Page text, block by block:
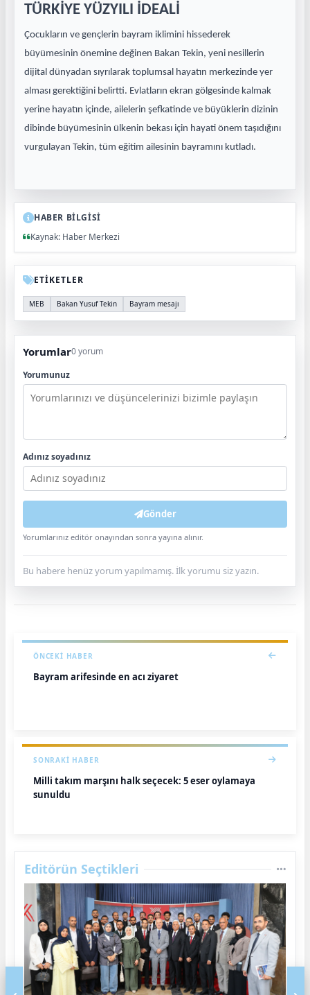
TÜRKİYE YÜZYILI İDEALİ
Çocukların ve gençlerin bayram iklimini hissederek
büyümesinin önemine değinen Bakan Tekin, yeni nesillerin
dijital dünyadan sıyrılarak toplumsal hayatın merkezinde yer
alması gerektiğini belirtti. Evlatların ekran gölgesinde kalmak
yerine hayatın içinde, ailelerin şefkatinde ve büyüklerin dizinin
dibinde büyümesinin ülkenin bekası için hayati önem taşıdığını
vurgulayan Tekin, tüm eğitim ailesinin bayramını kutladı.
HABER BİLGİSİ
Kaynak: Haber Merkezi
ETİKETLER
MEB Bakan Yusuf Tekin Bayram mesajı
Yorumlar0 yorum
Yorumunuz
Adınız soyadınız
Gönder
Yorumlarınız editör onayından sonra yayına alınır.
Bu habere henüz yorum yapılmamış. İlk yorumu siz yazın.
ÖNCEKI HABER
Bayram arifesinde en acı ziyaret
SONRAKI HABER
Milli takım marşını halk seçecek: 5 eser oylamaya
sunuldu
Editörün Seçtikleri